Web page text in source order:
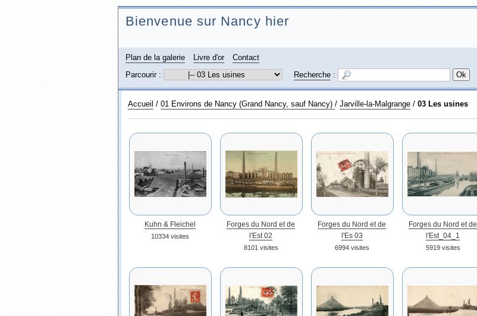
Bienvenue sur Nancy hier
Plan de la galerie Livre d'or
Contact
Parcourir :
Recherche :
Accueil / 01 Environs de Nancy (Grand Nancy, sauf Nancy) / Jarville-la-Malgrange / 03 Les usines
Kuhn & Fleichel
10334 visites
Forges du Nord et de
l'Est 02
8101 visites
Forges du Nord et de
l'Es 03
6994 visites
Forges du Nord et de
l'Est_04_1
5919 visites